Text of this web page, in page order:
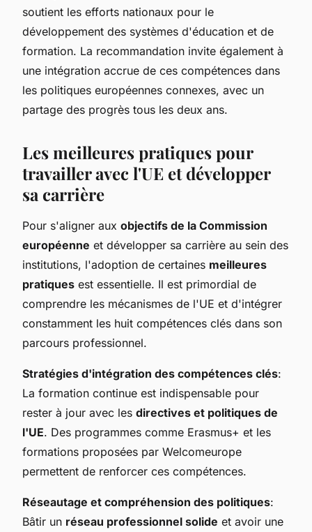
soutient les efforts nationaux pour le
développement des systèmes d'éducation et de
formation. La recommandation invite également à
une intégration accrue de ces compétences dans
les politiques européennes connexes, avec un
partage des progrès tous les deux ans.
Les meilleures pratiques pour
travailler avec l'UE et développer
sa carrière
Pour s'aligner aux objectifs de la Commission
européenne et développer sa carrière au sein des
institutions, l'adoption de certaines meilleures
pratiques est essentielle. Il est primordial de
comprendre les mécanismes de l'UE et d'intégrer
constamment les huit compétences clés dans son
parcours professionnel.
Stratégies d'intégration des compétences clés:
La formation continue est indispensable pour
rester à jour avec les directives et politiques de
l'UE. Des programmes comme Erasmus+ et les
formations proposées par Welcomeurope
permettent de renforcer ces compétences.
Réseautage et compréhension des politiques:
Bâtir un réseau professionnel solide et avoir une